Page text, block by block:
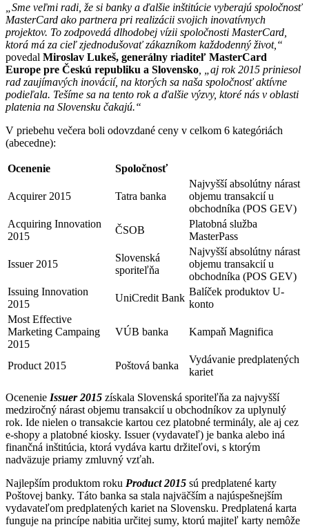
„Sme veľmi radi, že si banky a ďalšie inštitúcie vyberajú spoločnosť
MasterCard ako partnera pri realizácii svojich inovatívnych
projektov. To zodpovedá dlhodobej vízii spoločnosti MasterCard,
ktorá má za cieľ zjednodušovať zákazníkom každodenný život,“
povedal Miroslav Lukeš, generálny riaditeľ MasterCard
Europe pre Českú republiku a Slovensko , „aj rok 2015 priniesol
rad zaujímavých inovácií, na ktorých sa naša spoločnosť aktívne
podieľala. Tešíme sa na tento rok a ďalšie výzvy, ktoré nás v oblasti
platenia na Slovensku čakajú.“
V priebehu večera boli odovzdané ceny v celkom 6 kategóriách
(abecedne):
Ocenenie Spoločnosť
Acquirer 2015 Tatra banka
Najvyšší absolútny nárast
objemu transakcií u
obchodníka (POS GEV)
Acquiring Innovation
2015
ČSOB
Platobná služba
MasterPass
Issuer 2015
Slovenská
sporiteľňa
Najvyšší absolútny nárast
objemu transakcií u
obchodníka (POS GEV)
Issuing Innovation
2015
UniCredit Bank
Balíček produktov U-
konto
Most Effective
Marketing Campaing
2015
VÚB banka Kampaň Magnifica
Product 2015 Poštová banka
Vydávanie predplatených
kariet
Ocenenie Issuer 2015 získala Slovenská sporiteľňa za najvyšší
medziročný nárast objemu transakcií u obchodníkov za uplynulý
rok. Ide nielen o transakcie kartou cez platobné terminály, ale aj cez
e-shopy a platobné kiosky. Issuer (vydavateľ) je banka alebo iná
finančná inštitúcia, ktorá vydáva kartu držiteľovi, s ktorým
nadväzuje priamy zmluvný vzťah.
Najlepším produktom roku Product 2015 sú predplatené karty
Poštovej banky. Táto banka sa stala najväčším a najúspešnejším
vydavateľom predplatených kariet na Slovensku. Predplatená karta
funguje na princípe nabitia určitej sumy, ktorú majiteľ karty nemôže